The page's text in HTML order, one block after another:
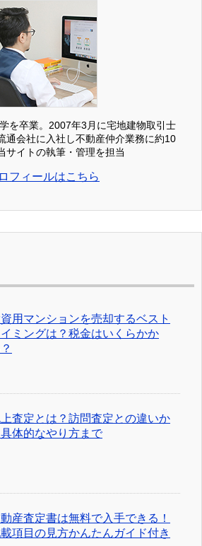
を卒業。2007年3月に宅地建物取引士
通会社に入社し不動産仲介業務に約10
サイトの執筆・管理を担当
フィールはこちら
用マンションを売却するベスト
イミングは？税金はいくらかか
査定とは？訪問査定との違いか
具体的なやり方まで
産査定書は無料で入手できる！
項目の見方かんたんガイド付き